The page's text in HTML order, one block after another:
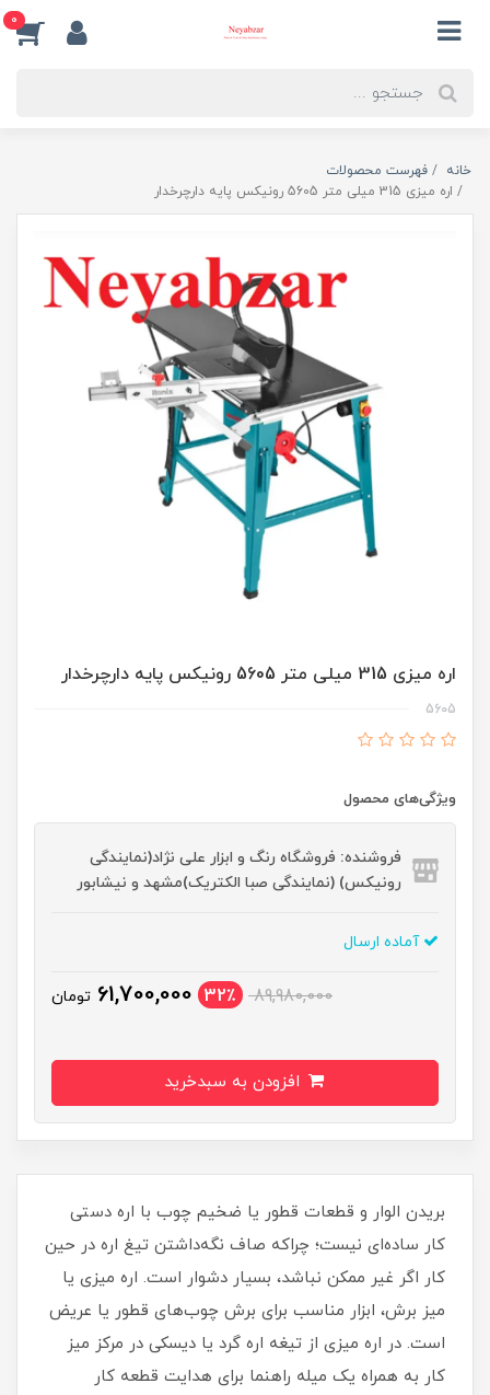
0
خانه
فهرست محصولات
اره میزی 315 میلی متر 5605 رونیکس پایه دارچرخدار
اره میزی 315 میلی متر 5605 رونیکس پایه دارچرخدار
5605
ویژگی‌های محصول
فروشنده: فروشگاه رنگ و ابزار علی نژاد(نمایندگی
رونیکس) (نمایندگی صبا الکتریک)مشهد و نیشابور
آماده ارسال
89,980,000 32٪ 61,700,000 تومان
بریدن الوار و قطعات قطور یا ضخیم چوب با اره دستی
کار ساده‌ای نیست؛ چراکه صاف نگه‌داشتن تیغ اره در حین
کار اگر غیر ممکن نباشد، بسیار دشوار است. اره میزی یا
میز برش، ابزار مناسب برای برش چوب‌های قطور یا عریض
است. در اره میزی از تیغه اره گرد یا دیسکی در مرکز میز
کار به همراه یک میله راهنما برای هدایت قطعه کار